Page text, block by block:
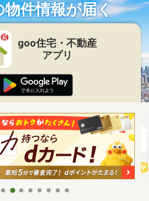
物件情報が届く
goo住宅・不動産
アプリ